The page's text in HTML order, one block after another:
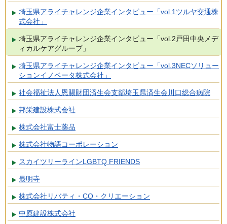
埼玉県アライチャレンジ企業インタビュー「vol.1ツルヤ交通株
式会社」
埼玉県アライチャレンジ企業インタビュー「vol.2戸田中央メデ
ィカルケアグループ」
埼玉県アライチャレンジ企業インタビュー「vol.3NECソリュー
ションイノベータ株式会社」
社会福祉法人恩賜財団済生会支部埼玉県済生会川口総合病院
邦栄建設株式会社
株式会社富士薬品
株式会社物語コーポレーション
スカイツリーラインLGBTQ FRIENDS
最明寺
株式会社リバティ・CO・クリエーション
中原建設株式会社